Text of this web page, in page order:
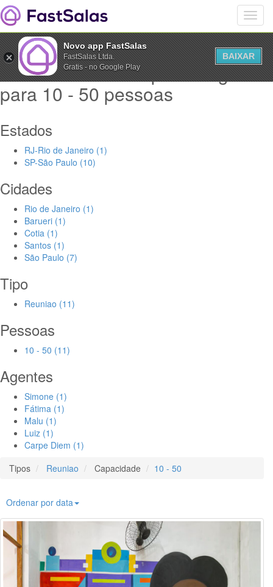
Salas de Reuniao para alugar
para 10 - 50 pessoas
Estados
RJ-Rio de Janeiro (1)
SP-São Paulo (10)
Cidades
Rio de Janeiro (1)
Barueri (1)
Cotia (1)
Santos (1)
São Paulo (7)
Tipo
Reuniao (11)
Pessoas
10 - 50 (11)
Agentes
Simone (1)
Fátima (1)
Malu (1)
Luiz (1)
Carpe Diem (1)
Tipos
Reuniao Capacidade 10 - 50
Ordenar por data
Novo app FastSalas
FastSalas Ltda.
Gratis - no Google Play
BAIXAR